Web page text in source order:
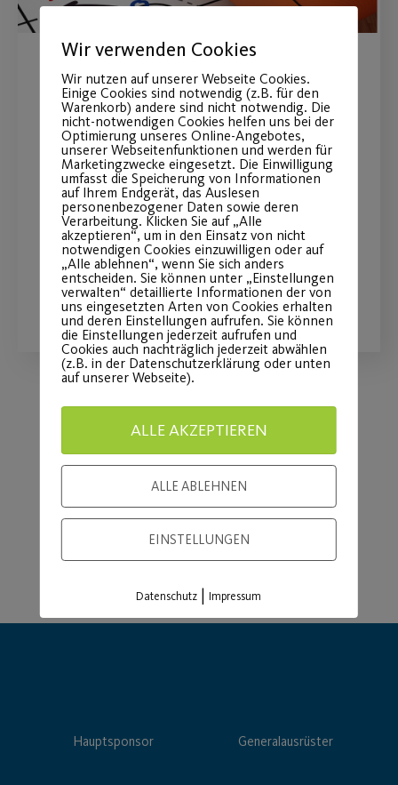
Einladung zur
Abteilungsversammlung
Basketball
Die Versammlung findet am Freitag,
den 28.04.23 um 19 Uhr über die
Plattform Zoom statt
WEITERLESEN
Load More
Hauptsponsor Generalausrüster
Wir verwenden Cookies
Wir nutzen auf unserer Webseite Cookies.
Einige Cookies sind notwendig (z.B. für den
Warenkorb) andere sind nicht notwendig. Die
nicht-notwendigen Cookies helfen uns bei der
Optimierung unseres Online-Angebotes,
unserer Webseitenfunktionen und werden für
Marketingzwecke eingesetzt. Die Einwilligung
umfasst die Speicherung von Informationen
auf Ihrem Endgerät, das Auslesen
personenbezogener Daten sowie deren
Verarbeitung. Klicken Sie auf „Alle
akzeptieren“, um in den Einsatz von nicht
notwendigen Cookies einzuwilligen oder auf
„Alle ablehnen“, wenn Sie sich anders
entscheiden. Sie können unter „Einstellungen
verwalten“ detaillierte Informationen der von
uns eingesetzten Arten von Cookies erhalten
und deren Einstellungen aufrufen. Sie können
die Einstellungen jederzeit aufrufen und
Cookies auch nachträglich jederzeit abwählen
(z.B. in der Datenschutzerklärung oder unten
auf unserer Webseite).
ALLE AKZEPTIEREN
ALLE ABLEHNEN
EINSTELLUNGEN
Datenschutz |Impressum